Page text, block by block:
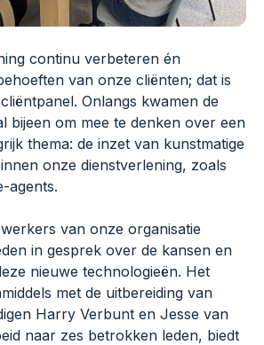
continu verbeteren én
van onze cliënten; dat is
Onlangs kwamen de
bijeen om mee te denken over een
thema: de inzet van kunstmatige
onze dienstverlening, zoals
agents.
van onze organisatie
in gesprek over de kansen en
nieuwe technologieën. Het
met de uitbereiding van
Harry Verbunt en Jesse van
naar zes betrokken leden, biedt